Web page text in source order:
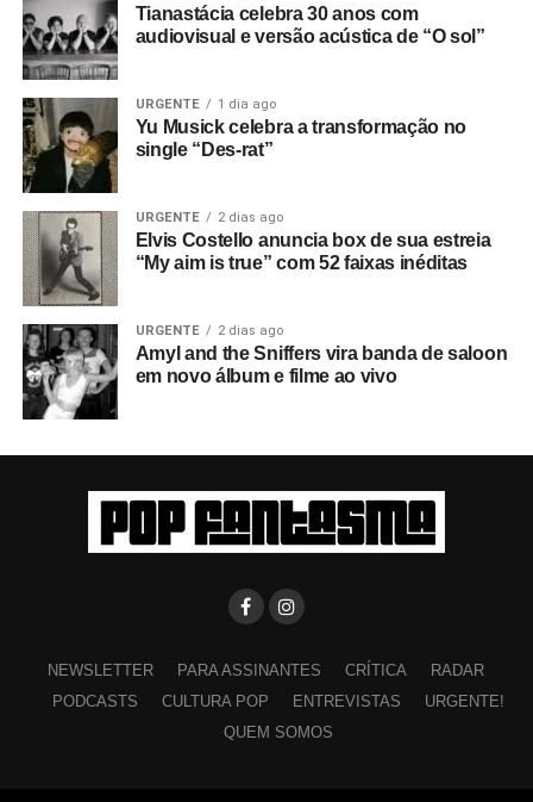
Tianastácia celebra 30 anos com
audiovisual e versão acústica de “O sol”
URGENTE 1 dia ago
Yu Musick celebra a transformação no
single “Des-rat”
URGENTE 2 dias ago
Elvis Costello anuncia box de sua estreia
“My aim is true” com 52 faixas inéditas
URGENTE 2 dias ago
Amyl and the Sniffers vira banda de saloon
em novo álbum e filme ao vivo
NEWSLETTER PARA ASSINANTES CRÍTICA
RADAR
PODCASTS
CULTURA POP ENTREVISTAS
URGENTE!
QUEM SOMOS